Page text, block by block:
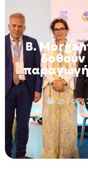
B.
δοθούν
παραγωγή
25 / 06 /